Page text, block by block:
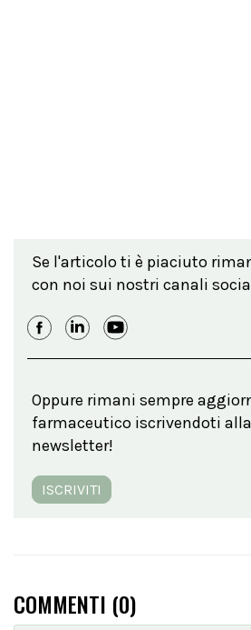
Se l'articolo ti è piaciuto
con noi sui nostri canali
Oppure rimani sempre
farmaceutico iscrivendoti
newsletter!
ISCRIVITI
COMMENTI (0)